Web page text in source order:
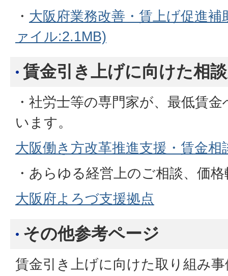
・ 大阪府業務改善・賃上げ促進
ァイル:2.1MB)
賃金引き上げに向けた相
・社労士等の専門家が、最低賃
います。
大阪働き方改革推進支援・賃金相
・あらゆる経営上のご相談、価
大阪府よろづ支援拠点
その他参考ページ
賃金引き上げに向けた取り組み